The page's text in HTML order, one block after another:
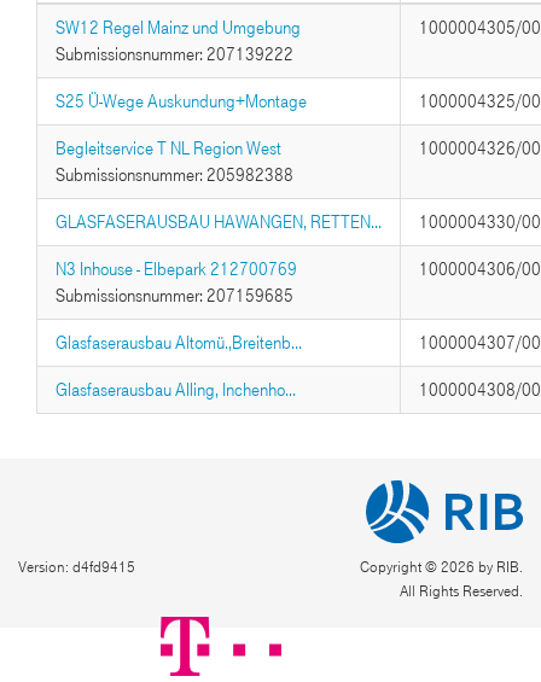
SW12 Regel Mainz und Umgebung
Submissionsnummer: 207139222
1000004305/
S25 Ü-Wege Auskundung+Montage 1000004325/
Begleitservice T NL Region West
Submissionsnummer: 205982388
1000004326/
GLASFASERAUSBAU HAWANGEN, RETTEN... 1000004330/
N3 Inhouse - Elbepark 212700769
Submissionsnummer: 207159685
1000004306/
Glasfaserausbau Altomü.,Breitenb... 1000004307/
Glasfaserausbau Alling, Inchenho... 1000004308/
Version: d4fd9415
Copyright © 2026 by RIB.
All Rights Reserved.